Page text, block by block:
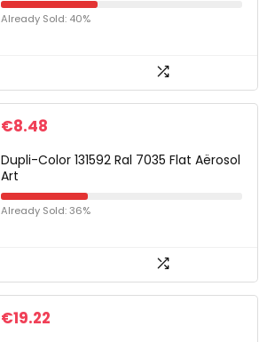
Already Sold: 40%
€8.48
Dupli-Color 131592 Ral 7035 Flat Aërosol
Art
Already Sold: 36%
€19.22